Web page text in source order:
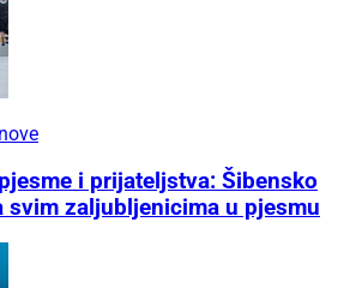
i prijateljstva: Šibensko
svim zaljubljenicima u pjesmu